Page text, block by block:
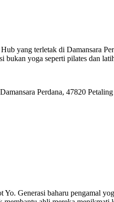
yang terletak di Damansara
yoga seperti pilates dan
Perdana, 47820 Petaling
Generasi baharu pengamal